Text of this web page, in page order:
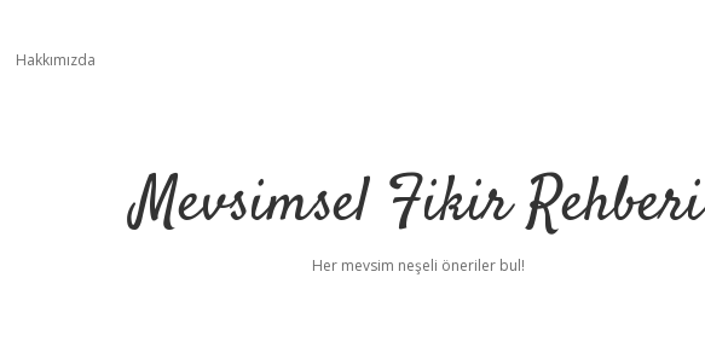
Hakkımızda
Mevsimsel Fikir Rehberi
Her mevsim neşeli öneriler bul!